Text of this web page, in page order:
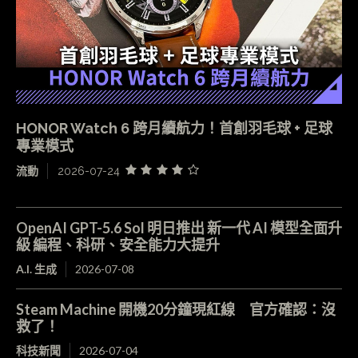
HONOR Watch 6 跨月續航力！首創羽毛球 + 足球
專業模式
流動 2026-07-24
OpenAI GPT-5.6 Sol 明日推出 新一代 AI 模型全面升
級 編程、科研、安全能力大提升
A.I. 生成 2026-07-08
Steam Machine 開機20分鐘現紅線 官方確認：沒
救了！
科技新聞 2026-07-04